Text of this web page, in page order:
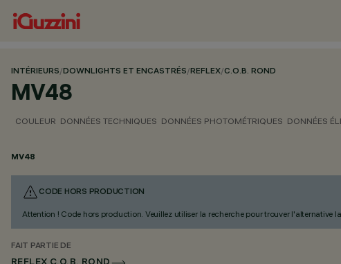
INTÉRIEURS/DOWNLIGHTS ET ENCASTRÉS/REFLEX/C.O.B. ROND
MV48
COULEUR DONNÉES TECHNIQUES DONNÉES PHOTOMÉTRIQUES DONNÉES
MV48
CODE HORS PRODUCTION
Attention ! Code hors production. Veuillez utiliser la recherche pour trouver l'alternative
FAIT PARTIE DE